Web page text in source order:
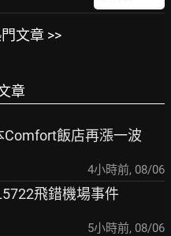
文章 >>
章
Comfort飯店再漲一波
4小時前, 08/06
飛錯機場事件
5小時前, 08/06